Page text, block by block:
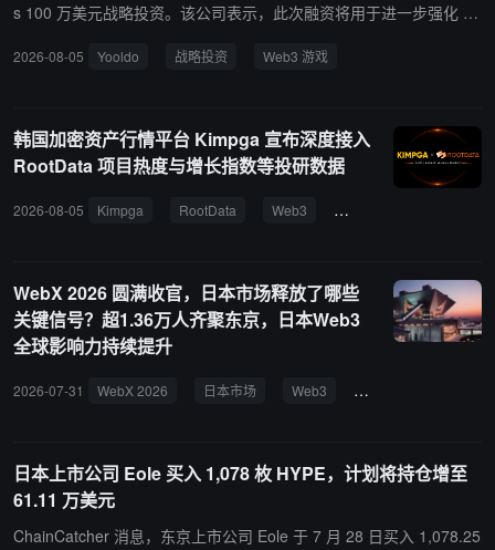
s 100 万美元战略投资。该公司表示，此次融资将用于进一步强化 Yo
也在推进中。
2026-08-05 Yooldo 战略投资 Web3 游戏
韩国加密资产行情平台 Kimpga 宣布深度接入
RootData 项目热度与增长指数等投研数据
2026-08-05 Kimpga RootData Web3 加密货币
WebX 2026 圆满收官，日本市场释放了哪些
关键信号？超1.36万人齐聚东京，日本Web3
全球影响力持续提升
2026-07-31 WebX 2026 日本市场 Web3 数字资产
日本上市公司 Eole 买入 1,078 枚 HYPE，计划将持仓增至
61.11 万美元
ChainCatcher 消息，东京上市公司 Eole 于 7 月 28 日买入 1,078.25